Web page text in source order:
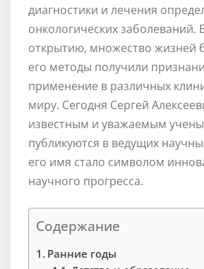
диагностики и лечения
онкологических заболеваний.
открытию, множество жизней
его методы получили
применение в различных
миру. Сегодня Сергей
известным и уважаемым
публикуются в ведущих
его имя стало символом
научного прогресса.
Содержание
Ранние годы